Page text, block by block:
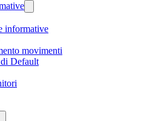
informative
movimenti
Default